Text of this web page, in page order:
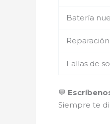
Batería
Fallas de
💬
Siempre te